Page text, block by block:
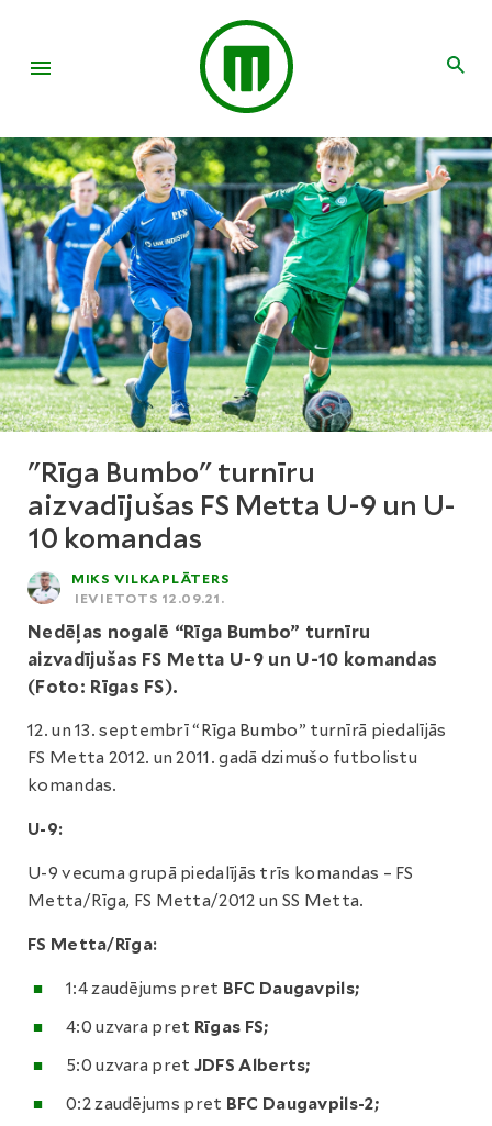
"Rīga Bumbo" turnīru
aizvadījušas FS Metta U-9 un U-
10 komandas
MIKS VILKAPLĀTERS
IEVIETOTS 12.09.21.
Nedēļas nogalē “Rīga Bumbo” turnīru
aizvadījušas FS Metta U-9 un U-10 komandas
(Foto: Rīgas FS).
12. un 13. septembrī “Rīga Bumbo” turnīrā piedalījās
FS Metta 2012. un 2011. gadā dzimušo futbolistu
komandas.
U-9:
U-9 vecuma grupā piedalījās trīs komandas – FS
Metta/Rīga, FS Metta/2012 un SS Metta.
FS Metta/Rīga:
1:4 zaudējums pret BFC Daugavpils;
4:0 uzvara pret Rīgas FS;
5:0 uzvara pret JDFS Alberts;
0:2 zaudējums pret BFC Daugavpils-2;